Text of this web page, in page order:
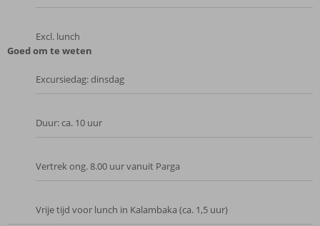
Excl. lunch
Goed om te weten
Excursiedag: dinsdag
Duur: ca. 10 uur
Vertrek ong. 8.00 uur vanuit Parga
Vrije tijd voor lunch in Kalambaka (ca. 1,5 uur)